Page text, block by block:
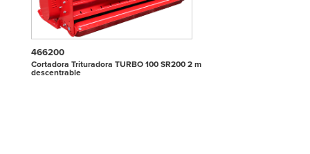
466200
Cortadora Trituradora TURBO 100 SR200 2 m
descentrable